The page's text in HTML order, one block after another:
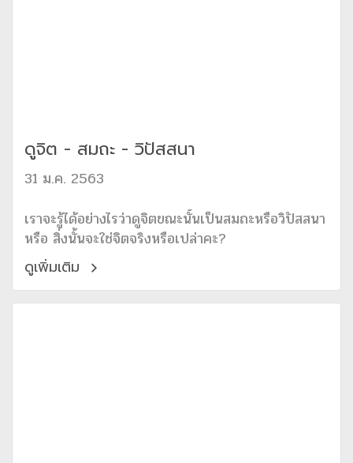
ดูจิต - สมถะ - วิปัสสนา
31 ม.ค. 2563
เราจะรู้ได้อย่างไรว่าดูจิตขณะนั้นเป็นสมถะหรือวิปัสสนา
หรือ สิ่งนั้นจะใช่จิตจริงหรือเปล่าคะ?
ดูเพิ่มเติม